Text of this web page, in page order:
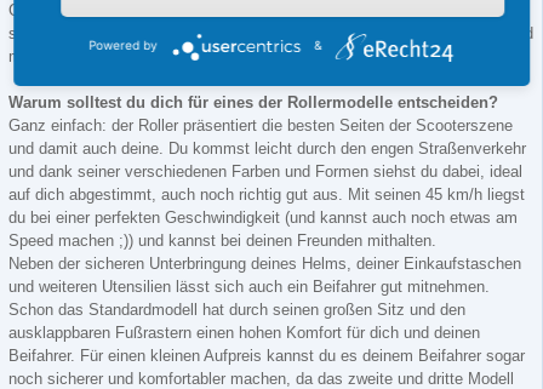
Geschwistermodellen. Durch seine zweifarbige Lackierung und seinen
schwarzen Felgen mit Stickerdekor, wirkt der Roller sportlich und frech und
macht dich im dichten Straßenverkehr zum Sieger.
Warum solltest du dich für eines der Rollermodelle entscheiden?
Ganz einfach: der Roller präsentiert die besten Seiten der Scooterszene
und damit auch deine. Du kommst leicht durch den engen Straßenverkehr
und dank seiner verschiedenen Farben und Formen siehst du dabei, ideal
auf dich abgestimmt, auch noch richtig gut aus. Mit seinen 45 km/h liegst
du bei einer perfekten Geschwindigkeit (und kannst auch noch etwas am
Speed machen ;)) und kannst bei deinen Freunden mithalten.
Neben der sicheren Unterbringung deines Helms, deiner Einkaufstaschen
und weiteren Utensilien lässt sich auch ein Beifahrer gut mitnehmen.
Schon das Standardmodell hat durch seinen großen Sitz und den
ausklappbaren Fußrastern einen hohen Komfort für dich und deinen
Beifahrer. Für einen kleinen Aufpreis kannst du es deinem Beifahrer sogar
noch sicherer und komfortabler machen, da das zweite und dritte Modell
Powered by &